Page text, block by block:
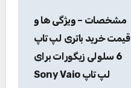
مشخصات – ویژگی ها و
قیمت خرید باتری لپ تاپ
6 سلولی زیگورات برای
لپ تاپ Sony Vaio